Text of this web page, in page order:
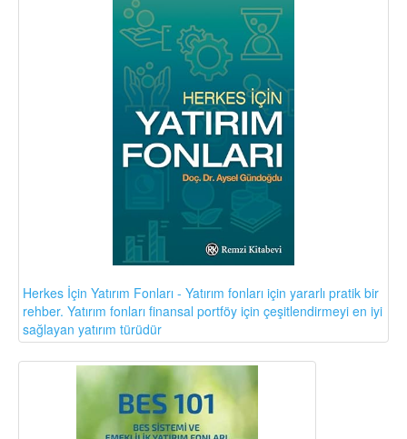
Herkes İçin Yatırım Fonları - Yatırım fonları için yararlı pratik bir
rehber. Yatırım fonları finansal portföy için çeşitlendirmeyi en iyi
sağlayan yatırım türüdür